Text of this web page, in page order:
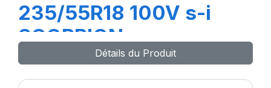
235/55R18 100V s-i
SCORPION
Détails du Produit